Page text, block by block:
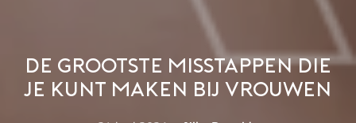
De grootste misstappen die
je kunt maken bij vrouwen